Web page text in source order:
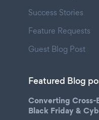
Success Stories
Feature Requests
Guest Blog Post
Featured Blog
Converting Cross-
Black Friday &